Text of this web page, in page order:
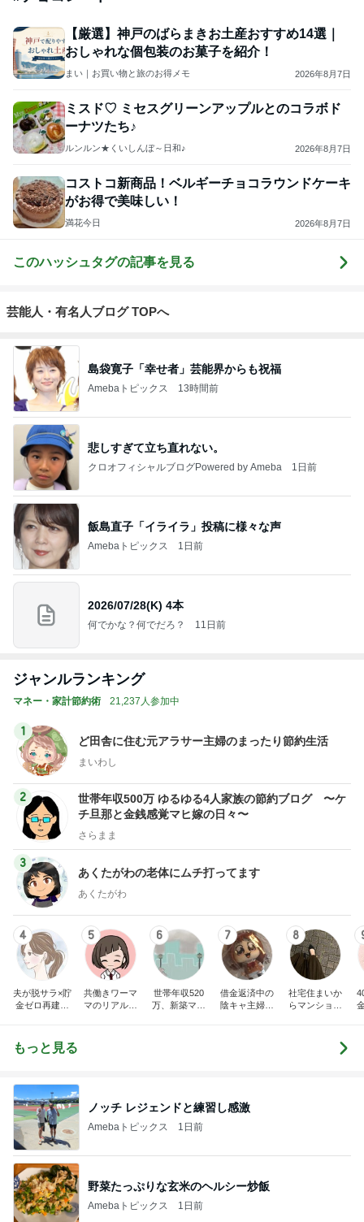
【厳選】神戸のばらまきお土産おすすめ14選｜
おしゃれな個包装のお菓子を紹介！
まい｜お買い物と旅のお得メモ 2026年8月7日
ミスド♡ ミセスグリーンアップルとのコラボド
ーナツたち♪
ルンルン★くいしんぼ～日和♪ 2026年8月7日
コストコ新商品！ベルギーチョコラウンドケーキ
がお得で美味しい！
満花今日 2026年8月7日
このハッシュタグの記事を見る
芸能人・有名人ブログ TOPへ
島袋寛子「幸せ者」芸能界からも祝福
Amebaトピックス 13時間前
悲しすぎて立ち直れない。
クロオフィシャルブログPowered by Ameba 1日前
飯島直子「イライラ」投稿に様々な声
Amebaトピックス 1日前
2026/07/28(K) 4本
何でかな？何でだろ？ 11日前
ジャンルランキング
マネー・家計節約術 21,237人参加中
1
ど田舎に住む元アラサー主婦のまったり節約生活
まいわし
2
世帯年収500万 ゆるゆる4人家族の節約ブログ 〜ケ
チ旦那と金銭感覚マヒ嫁の日々〜
さらまま
3
あくたがわの老体にムチ打ってます
あくたがわ
4
夫が脱サラ×貯
金ゼロ再建｜
5
共働きワーマ
マのリアル日
6
世帯年収520
万、新築マン
7
借金返済中の
陰キャ主婦サ
8
社宅住まいか
らマンション
もっと見る
ノッチ レジェンドと練習し感激
Amebaトピックス 1日前
野菜たっぷりな玄米のヘルシー炒飯
Amebaトピックス 1日前